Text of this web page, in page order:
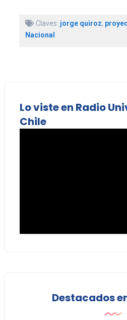
Claves: jorge quiroz,
Nacional
Lo viste en Radio
Chile
Destacados